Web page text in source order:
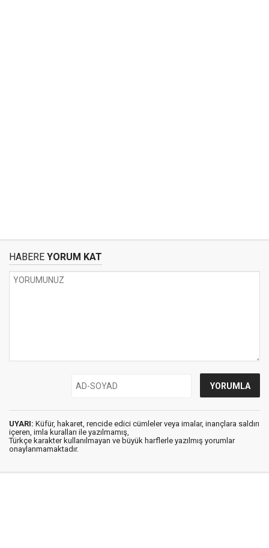
HABERE YORUM KAT
UYARI: Küfür, hakaret, rencide edici cümleler veya imalar, inançlara saldırı
içeren, imla kuralları ile yazılmamış,
Türkçe karakter kullanılmayan ve büyük harflerle yazılmış yorumlar
onaylanmamaktadır.